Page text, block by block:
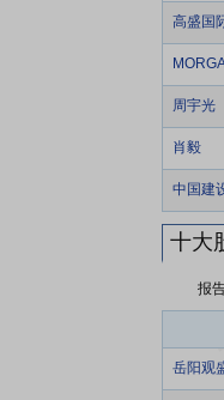
高盛国
周宇光
肖毅
中国建
十大
报
岳阳观